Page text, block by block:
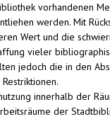
vorhandenen
werden. Mit
Wert und die
vieler
jedoch die in den
innerhalb der
der